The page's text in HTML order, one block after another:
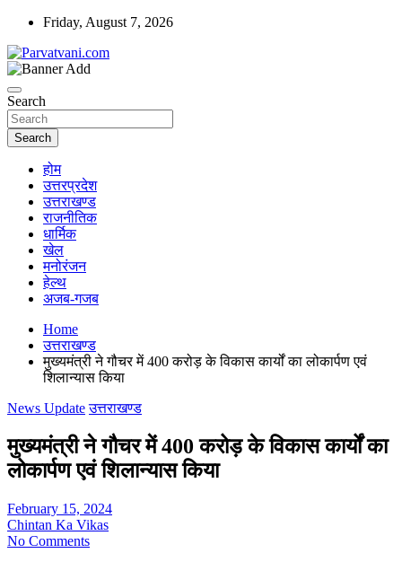
Skip
content
Friday, August 7, 2026
Parvatvani.com
Search
Search
होम
उत्तरप्रदेश
उत्तराखण्ड
राजनीतिक
धार्मिक
खेल
मनोरंजन
हेल्थ
अजब-गजब
Home
उत्तराखण्ड
मुख्यमंत्री ने गौचर में 400 करोड़ के विकास कार्यों का लोकार्पण एवं
शिलान्यास किया
News Update उत्तराखण्ड
मुख्यमंत्री ने गौचर में 400 करोड़ के विकास कार्यों का
लोकार्पण एवं शिलान्यास किया
February 15, 2024
Chintan Ka Vikas
No Comments